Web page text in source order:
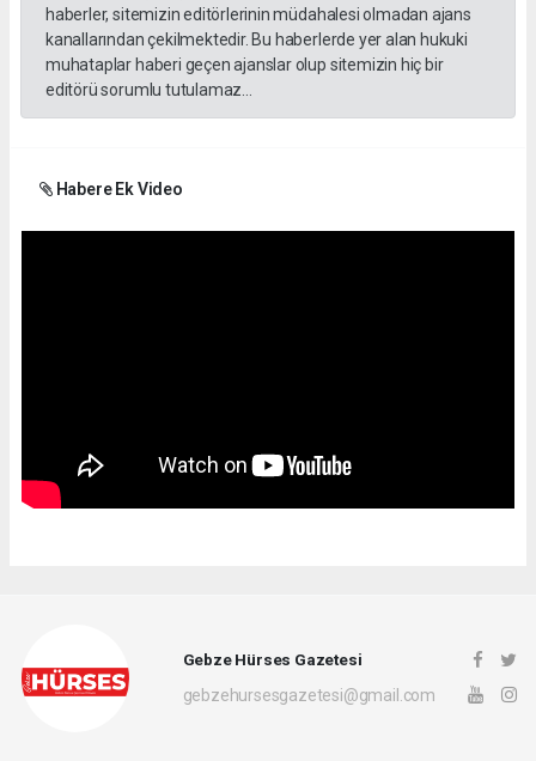
haberler, sitemizin editörlerinin müdahalesi olmadan ajans
kanallarından çekilmektedir. Bu haberlerde yer alan hukuki
muhataplar haberi geçen ajanslar olup sitemizin hiç bir
editörü sorumlu tutulamaz...
Habere Ek Video
Gebze Hürses Gazetesi
gebzehursesgazetesi@gmail.com